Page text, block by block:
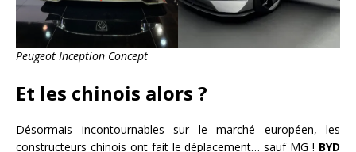
Peugeot Inception Concept
Et les chinois alors ?
Désormais incontournables sur le marché européen, les
constructeurs chinois ont fait le déplacement… sauf MG ! BYD